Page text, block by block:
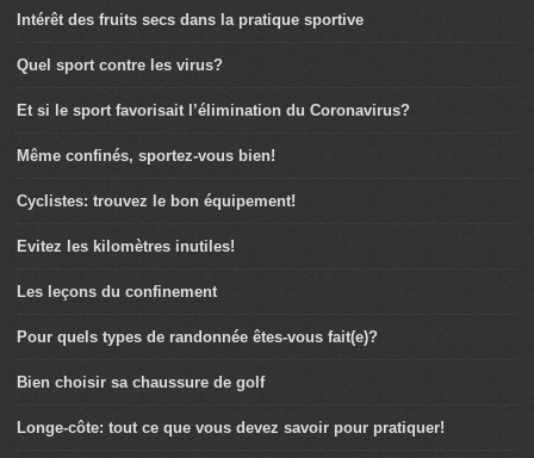
Intérêt des fruits secs dans la pratique sportive
Quel sport contre les virus?
Et si le sport favorisait l’élimination du Coronavirus?
Même confinés, sportez-vous bien!
Cyclistes: trouvez le bon équipement!
Evitez les kilomètres inutiles!
Les leçons du confinement
Pour quels types de randonnée êtes-vous fait(e)?
Bien choisir sa chaussure de golf
Longe-côte: tout ce que vous devez savoir pour pratiquer!